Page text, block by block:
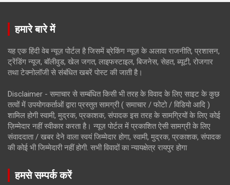
हमारे बारे में
यह एक हिंदी वेब न्यूज़ पोर्टल है जिसमें ब्रेकिंग न्यूज़ के अलावा राजनीति, प्रशासन,
ट्रेंडिंग न्यूज, बॉलीवुड, खेल जगत, लाइफस्टाइल, बिजनेस, सेहत, ब्यूटी, रोजगार
तथा टेक्नोलॉजी से संबंधित खबरें पोस्ट की जाती है।
Disclaimer - समाचार से सम्बंधित किसी भी तरह के विवाद के लिए साइट के कुछ
तत्वों में उपयोगकर्ताओं द्वारा प्रस्तुत सामग्री ( समाचार / फोटो / विडियो आदि )
शामिल होगी स्वामी, मुद्रक, प्रकाशक, संपादक इस तरह के सामग्रियों के लिए कोई
ज़िम्मेदार नहीं स्वीकार करता है। न्यूज़ पोर्टल में प्रकाशित ऐसी सामग्री के लिए
संवाददाता / खबर देने वाला स्वयं जिम्मेदार होगा, स्वामी, मुद्रक, प्रकाशक, संपादक
की कोई भी जिम्मेदारी नहीं होगी. सभी विवादों का न्यायक्षेत्र रायपुर होगा
हमसे सम्पर्क करें